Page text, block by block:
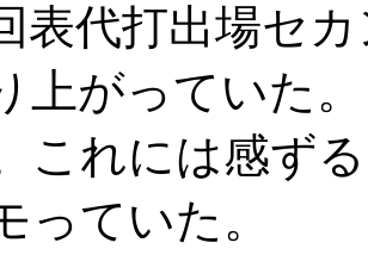
表代打出場セ
上がっていた
これには感ず
っていた。